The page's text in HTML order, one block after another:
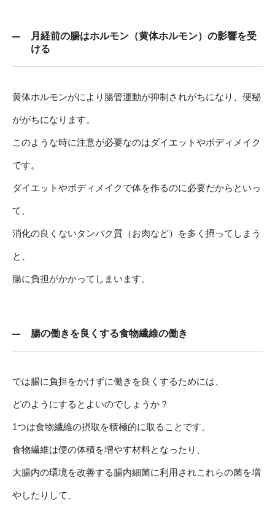
月経前の腸はホルモン（黄体ホルモン）の影響を受
ける
黄体ホルモンがにより腸管運動が抑制されがちになり、便秘
ががちになります。
このような時に注意が必要なのはダイエットやボディメイク
です。
ダイエットやボディメイクで体を作るのに必要だからといっ
て、
消化の良くないタンパク質（お肉など）を多く摂ってしまう
と、
腸に負担がかかってしまいます。
腸の働きを良くする食物繊維の働き
では腸に負担をかけずに働きを良くするためには、
どのようにするとよいのでしょうか？
1つは食物繊維の摂取を積極的に取ることです。
食物繊維は便の体積を増やす材料となったり、
大腸内の環境を改善する腸内細菌に利用されこれらの菌を増
やしたりして、